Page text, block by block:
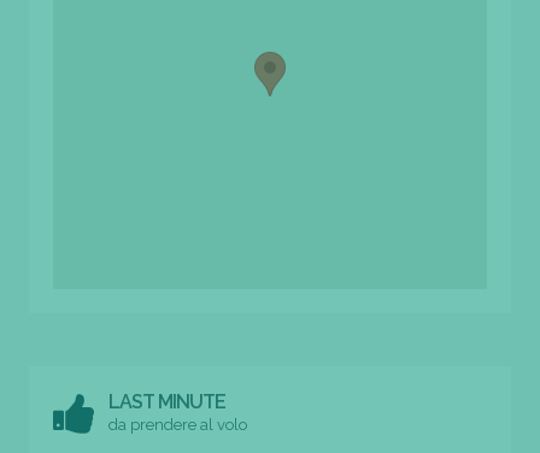
LAST MINUTE
da prendere al volo